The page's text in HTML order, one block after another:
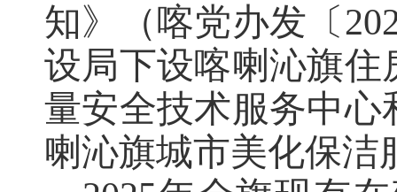
知》（喀党办发〔
设局下设喀喇沁旗
量安全技术服务中
喇沁旗城市美化保洁